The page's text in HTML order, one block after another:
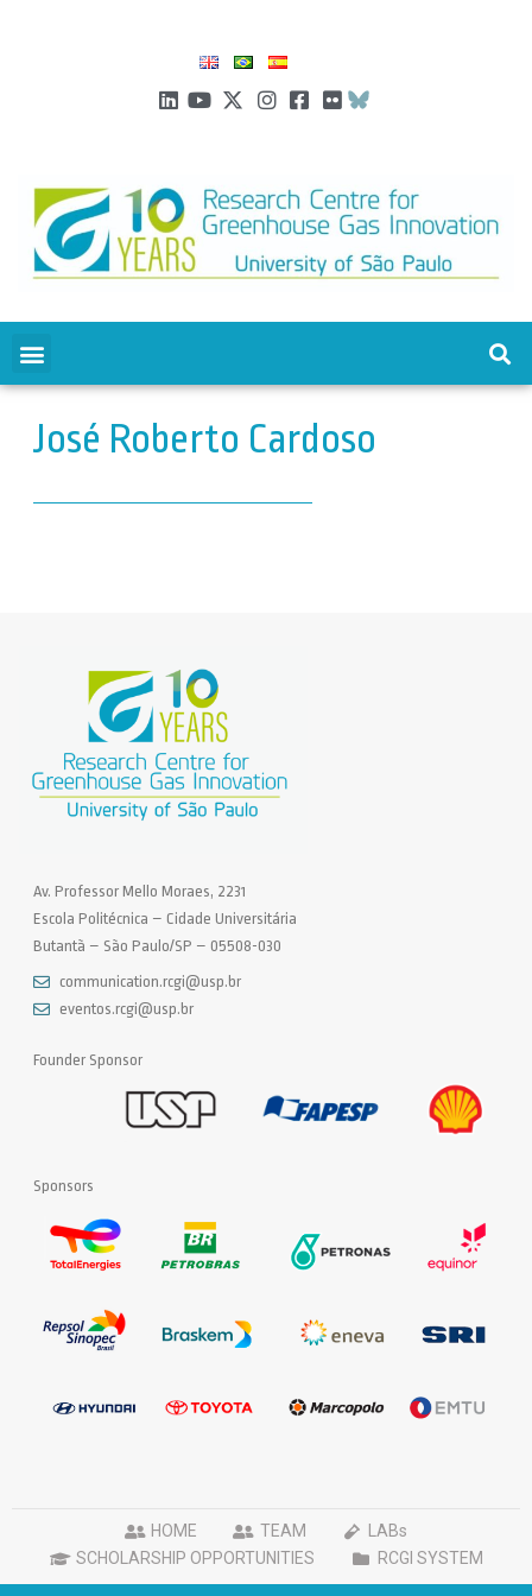
José Roberto Cardoso
Av. Professor Mello Moraes, 2231
Escola Politécnica – Cidade Universitária
Butantã – São Paulo/SP – 05508-030
communication.rcgi@usp.br
eventos.rcgi@usp.br
Founder Sponsor
Sponsors
HOME TEAM
LABs
SCHOLARSHIP OPPORTUNITIES
RCGI SYSTEM